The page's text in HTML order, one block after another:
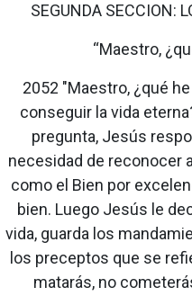
SEGUNDA SECCION:
“Maestro,
2052 "Maestro, ¿qué
conseguir la vida
pregunta, Jesús
necesidad de reconocer
como el Bien por
bien. Luego Jesús le
vida, guarda los
los preceptos que se
matarás, no